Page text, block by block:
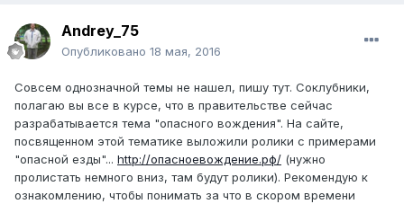
Andrey_75
Опубликовано 18 мая, 2016
Совсем однозначной темы не нашел, пишу тут. Соклубники,
полагаю вы все в курсе, что в правительстве сейчас
разрабатывается тема "опасного вождения". На сайте,
посвященном этой тематике выложили ролики с примерами
"опасной езды"... http://опасноевождение.рф/ (нужно
пролистать немного вниз, там будут ролики). Рекомендую к
ознакомлению, чтобы понимать за что в скором времени